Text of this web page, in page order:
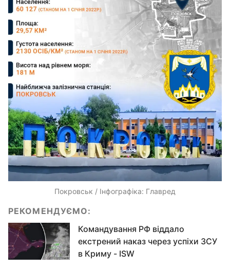
Покровськ / Інфографіка: Главред
РЕКОМЕНДУЄМО:
Командування РФ віддало
екстрений наказ через успіхи ЗСУ
в Криму - ISW